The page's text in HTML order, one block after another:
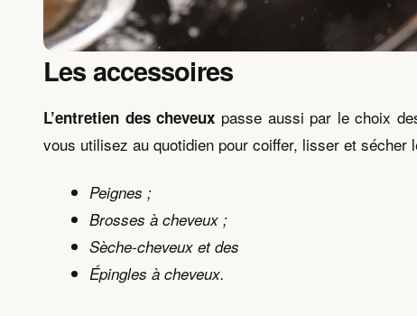
Les accessoires
L’entretien des cheveux passe aussi par le choix
vous utilisez au quotidien pour coiffer, lisser et sécher
Peignes ;
Brosses à cheveux ;
Sèche-cheveux et des
Épingles à cheveux.